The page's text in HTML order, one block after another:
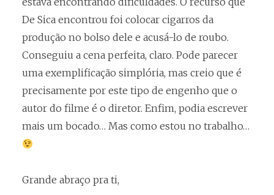
De Sica encontrou foi colocar cigarros da
produção no bolso dele e acusá-lo de roubo.
Conseguiu a cena perfeita, claro. Pode parecer
uma exemplificação simplória, mas creio que é
precisamente por este tipo de engenho que o
autor do filme é o diretor. Enfim, podia escrever
mais um bocado… Mas como estou no trabalho…
Grande abraço pra ti,